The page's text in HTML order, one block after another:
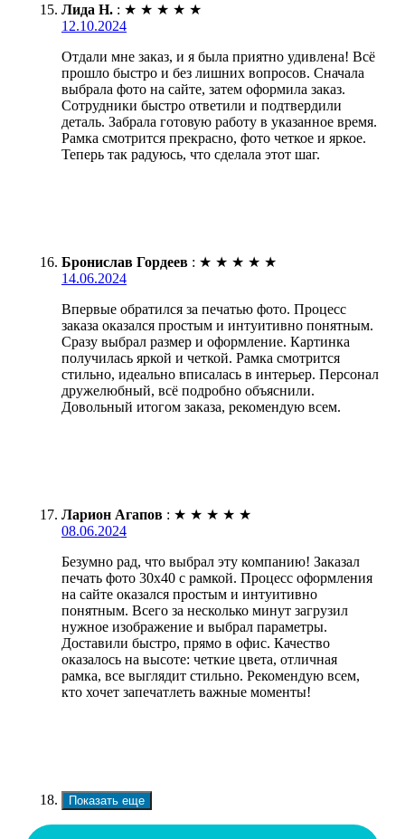
Лида Н. : ★ ★ ★ ★ ★
12.10.2024
Отдали мне заказ, и я была приятно удивлена! Всё
прошло быстро и без лишних вопросов. Сначала
выбрала фото на сайте, затем оформила заказ.
Сотрудники быстро ответили и подтвердили
деталь. Забрала готовую работу в указанное время.
Рамка смотрится прекрасно, фото четкое и яркое.
Теперь так радуюсь, что сделала этот шаг.
Бронислав Гордеев : ★ ★ ★ ★ ★
14.06.2024
Впервые обратился за печатью фото. Процесс
заказа оказался простым и интуитивно понятным.
Сразу выбрал размер и оформление. Картинка
получилась яркой и четкой. Рамка смотрится
стильно, идеально вписалась в интерьер. Персонал
дружелюбный, всё подробно объяснили.
Довольный итогом заказа, рекомендую всем.
Ларион Агапов : ★ ★ ★ ★ ★
08.06.2024
Безумно рад, что выбрал эту компанию! Заказал
печать фото 30х40 с рамкой. Процесс оформления
на сайте оказался простым и интуитивно
понятным. Всего за несколько минут загрузил
нужное изображение и выбрал параметры.
Доставили быстро, прямо в офис. Качество
оказалось на высоте: четкие цвета, отличная
рамка, все выглядит стильно. Рекомендую всем,
кто хочет запечатлеть важные моменты!
Показать еще